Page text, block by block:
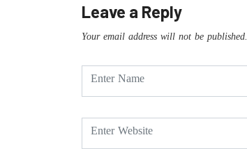
Leave a Reply
Your email address will not be published.